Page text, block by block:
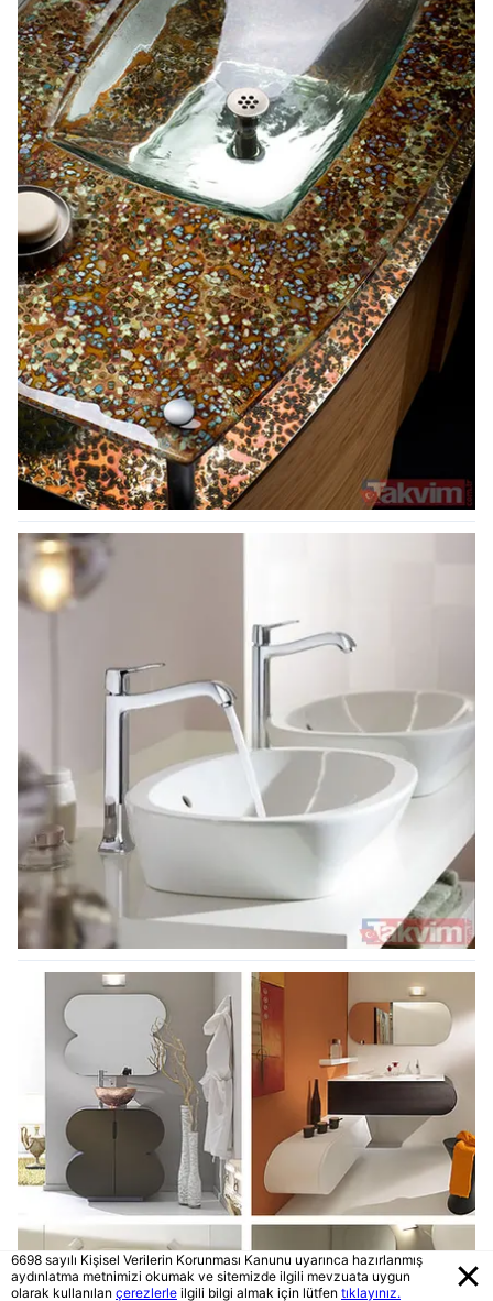
6698 sayılı Kişisel Verilerin Korunması Kanunu uyarınca hazırlanmış
aydınlatma metnimizi okumak ve sitemizde ilgili mevzuata uygun
olarak kullanılan çerezlerle ilgili bilgi almak için lütfen tıklayınız.